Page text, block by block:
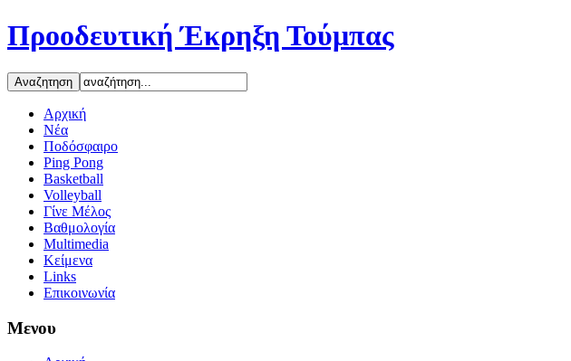
Προοδευτική Έκρηξη Τούμπας
Αρχική
Νέα
Ποδόσφαιρο
Ping Pong
Basketball
Volleyball
Γίνε Μέλος
Βαθμολογία
Multimedia
Κείμενα
Links
Επικοινωνία
Μενου